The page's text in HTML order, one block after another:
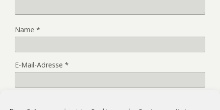
Name *
E-Mail-Adresse *